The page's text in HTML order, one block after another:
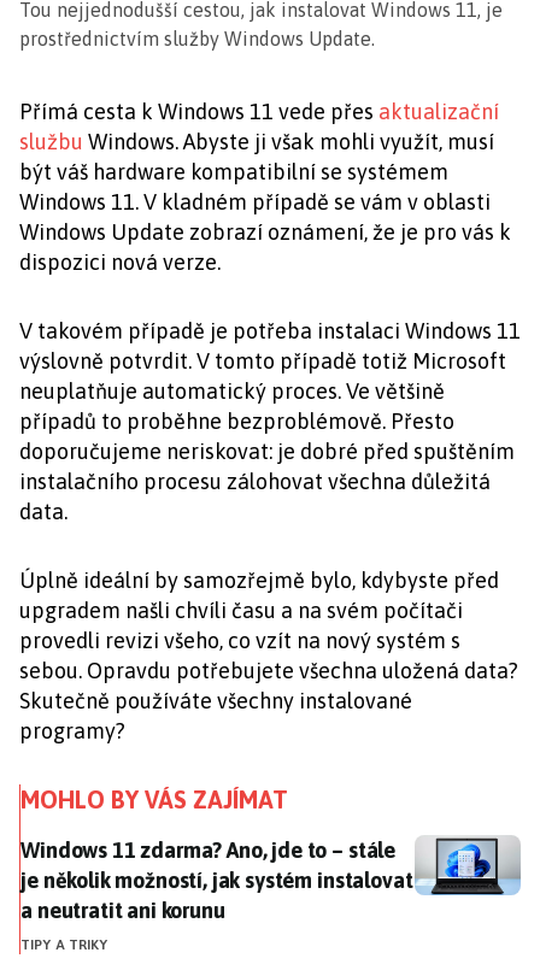
Tou nejjednodušší cestou, jak instalovat Windows 11, je
prostřednictvím služby Windows Update.
Přímá cesta k Windows 11 vede přes aktualizační
službu Windows. Abyste ji však mohli využít, musí
být váš hardware kompatibilní se systémem
Windows 11. V kladném případě se vám v oblasti
Windows Update zobrazí oznámení, že je pro vás k
dispozici nová verze.
V takovém případě je potřeba instalaci Windows 11
výslovně potvrdit. V tomto případě totiž Microsoft
neuplatňuje automatický proces. Ve většině
případů to proběhne bezproblémově. Přesto
doporučujeme neriskovat: je dobré před spuštěním
instalačního procesu zálohovat všechna důležitá
data.
Úplně ideální by samozřejmě bylo, kdybyste před
upgradem našli chvíli času a na svém počítači
provedli revizi všeho, co vzít na nový systém s
sebou. Opravdu potřebujete všechna uložená data?
Skutečně používáte všechny instalované
programy?
MOHLO BY VÁS ZAJÍMAT
Windows 11 zdarma? Ano, jde to – stále je několik
Windows 11 zdarma? Ano, jde to – stále
je několik možností, jak systém instalovat
a neutratit ani korunu
TIPY A TRIKY